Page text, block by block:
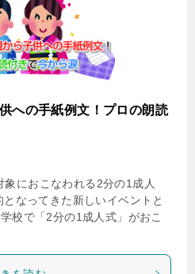
への手紙例文！プロの朗読
におこなわれる2分の1成人
なってきた新しいイベントと
校で「2分の1成人式」がおこ